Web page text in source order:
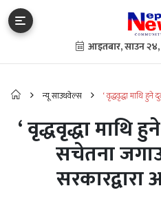
न्यू साउथवेल्स
‘ वृद्धवृद्धा माथि हुने
सरकारद्वारा अभियान सुरु
‘ वृद्धवृद्धा माथि
सचेतना